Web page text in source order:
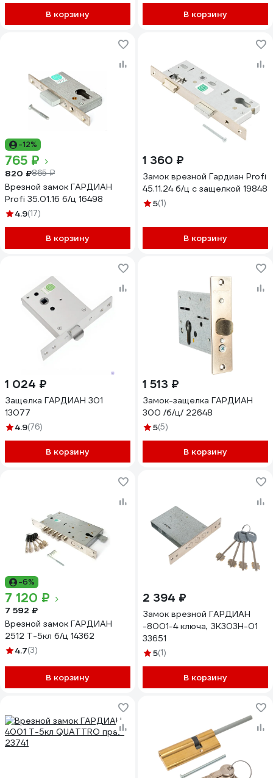
В корзину В корзину
-12%
765 ₽
820 ₽865 ₽
Врезной замок ГАРДИАН
Profi 35.01.16 б/ц 16498
4.9(17)
В корзину
1 360 ₽
Замок врезной Гардиан Profi
45.11.24 б/ц с защелкой 19848
5(1)
В корзину
1 024 ₽
Защелка ГАРДИАН 301
13077
4.9(76)
В корзину
1 513 ₽
Замок-защелка ГАРДИАН
300 /б/ц/ 22648
5(5)
В корзину
-6%
7 120 ₽
7 592 ₽
Врезной замок ГАРДИАН
2512 Т-5кл б/ц 14362
4.7(3)
В корзину
2 394 ₽
Замок врезной ГАРДИАН
-8001-4 ключа, ЗК303Н-01
33651
5(1)
В корзину